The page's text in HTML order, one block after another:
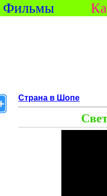
Фильмы
Страна в Шопе